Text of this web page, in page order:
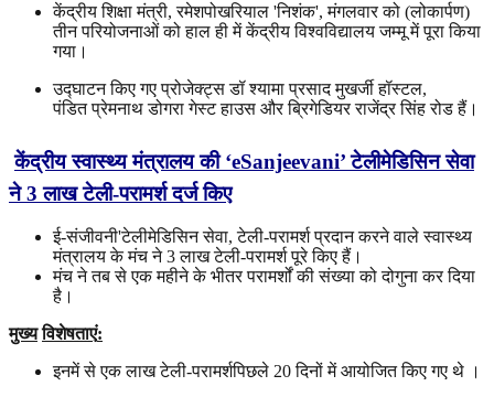
केंद्रीय शिक्षा मंत्री, रमेशपोखरियाल 'निशंक', मंगलवार को (लोकार्पण)
तीन परियोजनाओं को हाल ही में केंद्रीय विश्वविद्यालय जम्मू में पूरा किया
गया।
उद्घाटन किए गए प्रोजेक्ट्स डॉ श्यामा प्रसाद मुखर्जी हॉस्टल,
पंडित प्रेमनाथ डोगरा गेस्ट हाउस और ब्रिगेडियर राजेंद्र सिंह रोड हैं।
केंद्रीय स्वास्थ्य मंत्रालय की‘eSanjeevani’टेलीमेडिसिन सेवा
ने 3 लाख टेली-परामर्श दर्ज किए
ई-संजीवनी'टेलीमेडिसिन सेवा, टेली-परामर्श प्रदान करने वाले स्वास्थ्य
मंत्रालय के मंच ने 3 लाख टेली-परामर्श पूरे किए हैं।
मंच ने तब से एक महीने के भीतर परामर्शों की संख्या को दोगुना कर दिया
है।
मुख्य विशेषताएं:
इनमें से एक लाख टेली-परामर्शपिछले 20 दिनों में आयोजित किए गए थे ।